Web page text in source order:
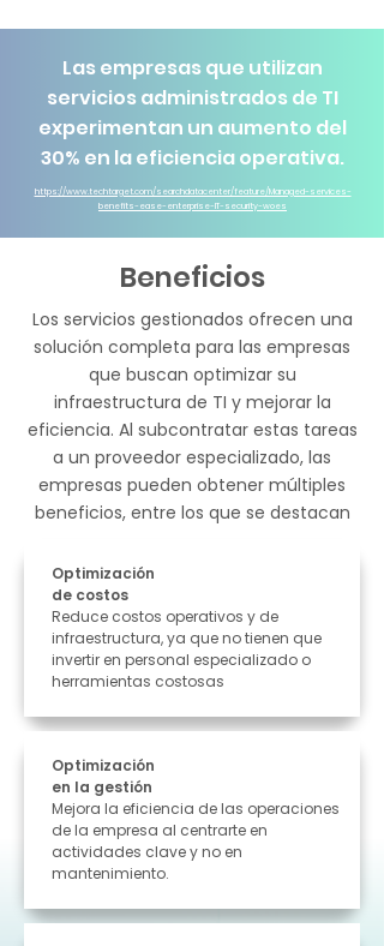
Las empresas que utilizan
servicios administrados de TI
experimentan un aumento del
30% en la eficiencia operativa.
https://www.techtarget.com/searchdatacenter/feature/Managed-services-
benefits-ease-enterprise-IT-security-woes
Beneficios
Los servicios gestionados ofrecen una
solución completa para las empresas
que buscan optimizar su
infraestructura de TI y mejorar la
eficiencia. Al subcontratar estas tareas
a un proveedor especializado, las
empresas pueden obtener múltiples
beneficios, entre los que se destacan
Optimización
de costos
Reduce costos operativos y de
infraestructura, ya que no tienen que
invertir en personal especializado o
herramientas costosas
Optimización
en la gestión
Mejora la eficiencia de las operaciones
de la empresa al centrarte en
actividades clave y no en
mantenimiento.